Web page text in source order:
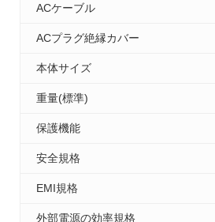
ACケーブル
ACプラグ絶縁カバー
本体サイズ
重量(標準)
保護機能
安全規格
EMI規格
外部電源の効率規格